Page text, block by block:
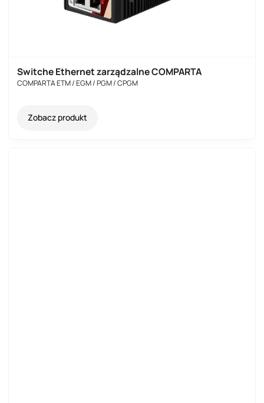
Switche Ethernet zarządzalne COMPARTA
COMPARTA ETM / EGM / PGM / CPGM
Zobacz produkt